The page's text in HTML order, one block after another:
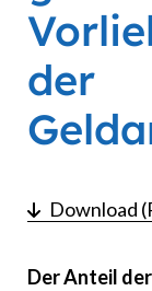
der
Download
Der Anteil